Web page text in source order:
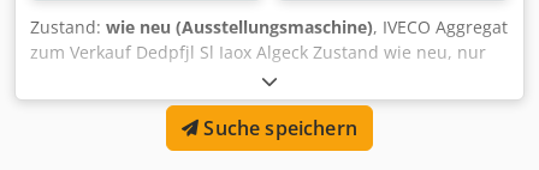
Zustand: wie neu (Ausstellungsmaschine), IVECO Aggregat
zum Verkauf Dedpfjl Sl Iaox Algeck Zustand wie neu, nur
309 Betriebsstunden Hersteller KAGEMA IVECO Motor, 8-
Zylinder Turbo-Diesel Dauerleistung 400 kVA Kraftstofftank
500 l Nach BelastungstestSuche speichern